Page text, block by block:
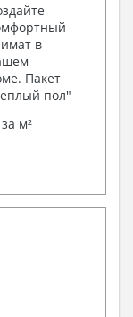
в
Пакет
пол"
м²